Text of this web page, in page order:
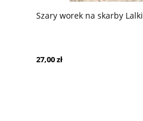
Szary worek na skarby Lalki
27,00 zł